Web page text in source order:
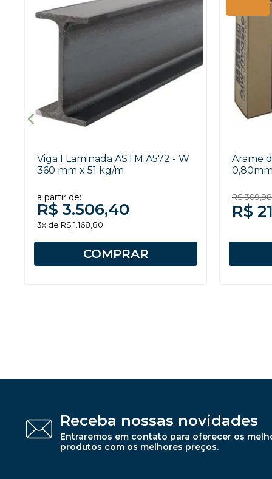
Viga I Laminada ASTM A572 - W
360 mm x 51 kg/m
a partir de:
R$ 3.506,40
3x de R$ 1.168,80
COMPRAR
Arame
R$ 309,98
R$
Receba nossas novidades
Entraremos em contato para oferecer os
produtos com os melhores preços.